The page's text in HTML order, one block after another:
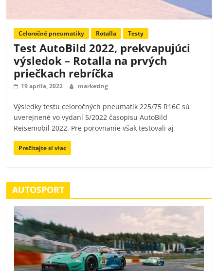
Celoročné pneumatiky Rotalla Testy
Test AutoBild 2022, prekvapujúci
výsledok – Rotalla na prvých
priečkach rebríčka
19 apríla, 2022 marketing
Výsledky testu celoročných pneumatík 225/75 R16C sú
uverejnené vo vydaní 5/2022 časopisu AutoBild
Reisemobil 2022. Pre porovnanie však testovali aj
Prečítajte si viac
AUTOSPORT